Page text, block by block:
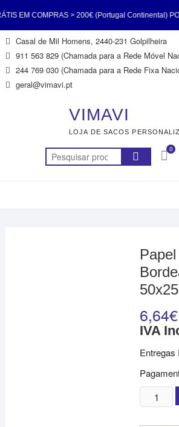
EM COMPRAS > 200€ (Portugal Continental)
200€ (Portugal Continental) PORTES GRÁTIS EM
PORTES GRÁTIS EM COMPRAS > 200€
EM COMPRAS > 200€ (Portugal Continental)
200€ (Portugal Continental) PORTES GRÁTIS EM
Skip
to
content
Casal de Mil Homens, 2440-231 Golpilheira
911 563 829 (Chamada para a Rede Móvel
244 769 030 (Chamada para a Rede Fixa
geral@vimavi.pt
VIMAVI
LOJA DE SACOS
Pesquisar
por:
0
6,64€
IVA
Entregas
Quantidade
de